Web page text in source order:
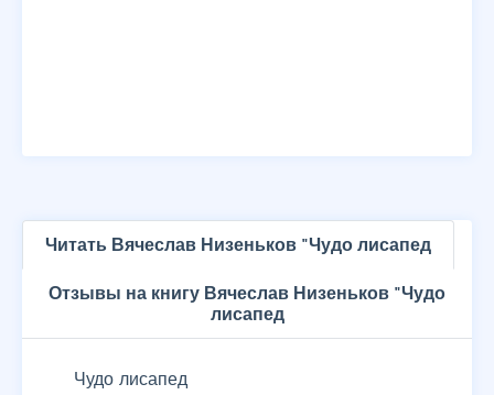
Читать Вячеслав Низеньков "Чудо лисапед
Отзывы на книгу Вячеслав Низеньков "Чудо
лисапед
Чудо лисапед